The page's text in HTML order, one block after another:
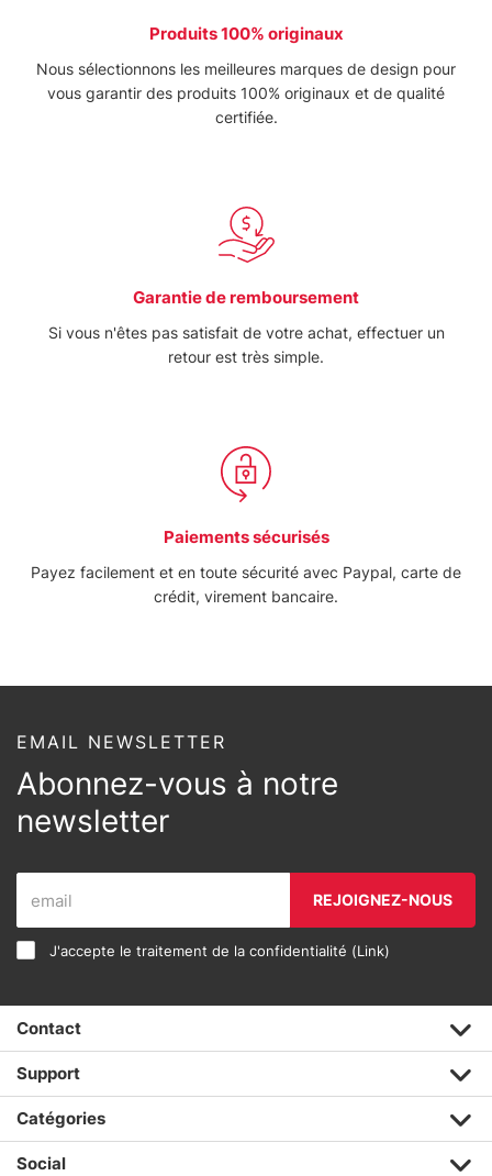
Produits 100% originaux
Nous sélectionnons les meilleures marques de design pour
vous garantir des produits 100% originaux et de qualité
certifiée.
Garantie de remboursement
Si vous n'êtes pas satisfait de votre achat, effectuer un
retour est très simple.
Paiements sécurisés
Payez facilement et en toute sécurité avec Paypal, carte de
crédit, virement bancaire.
EMAIL NEWSLETTER
Abonnez-vous à notre
newsletter
REJOIGNEZ-NOUS
J'accepte le traitement de la confidentialité (Link)
Contact
Support
Catégories
Social